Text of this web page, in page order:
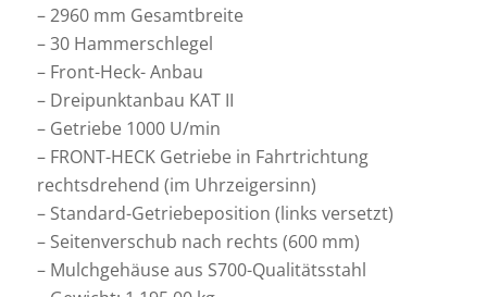
– 2960 mm Gesamtbreite
– 30 Hammerschlegel
– Front-Heck- Anbau
– Dreipunktanbau KAT II
– Getriebe 1000 U/min
– FRONT-HECK Getriebe in Fahrtrichtung
rechtsdrehend (im Uhrzeigersinn)
– Standard-Getriebeposition (links versetzt)
– Seitenverschub nach rechts (600 mm)
– Mulchgehäuse aus S700-Qualitätsstahl